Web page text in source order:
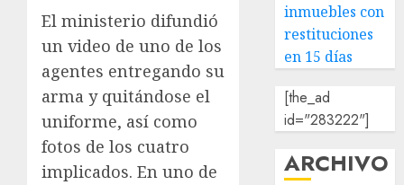
El ministerio difundió
un video de uno de los
agentes entregando su
arma y quitándose el
uniforme, así como
fotos de los cuatro
implicados. En uno de
inmuebles con
restituciones
en 15 días
[the_ad
id="283222"]
ARCHIVO